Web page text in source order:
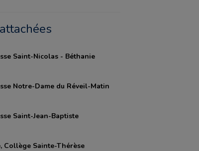
Saint-Nicolas - Béthanie
Notre-Dame du Réveil-Matin
Saint-Jean-Baptiste
Collège Sainte-Thérèse